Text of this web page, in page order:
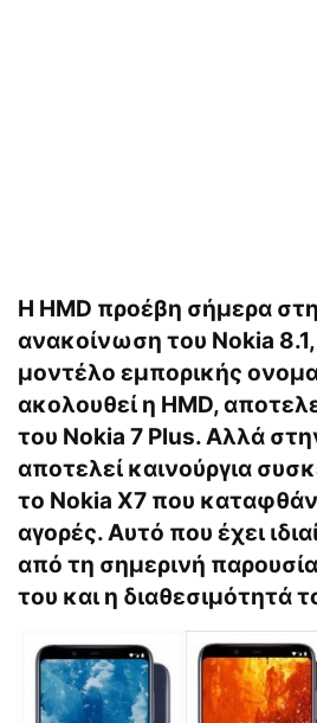
Η HMD προέβη σήμερα
ανακοίνωση του Nokia
μοντέλο εμπορικής
ακολουθεί η HMD,
του Nokia 7 Plus. Αλλά
αποτελεί καινούργια
το Nokia X7 που
αγορές. Αυτό που έχει
από τη σημερινή
του και η διαθεσιμότητά